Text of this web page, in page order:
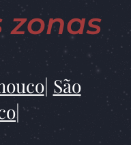
zonas
| São
|